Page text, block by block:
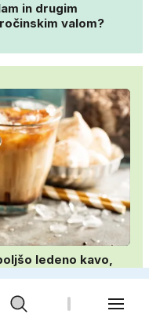
in drugim
valom?
ledeno kavo,
priprava v